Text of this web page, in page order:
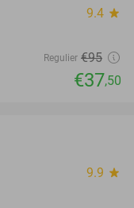
9.4 star
Regulier €95
€37,50
9.9 star